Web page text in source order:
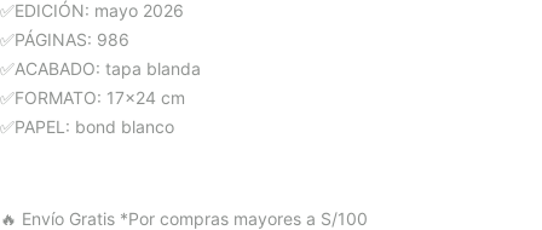
✅EDICIÓN: mayo 2026
✅PÁGINAS: 986
✅ACABADO: tapa blanda
✅FORMATO: 17×24 cm
✅PAPEL: bond blanco
🔥 Envío Gratis *Por compras mayores a S/100